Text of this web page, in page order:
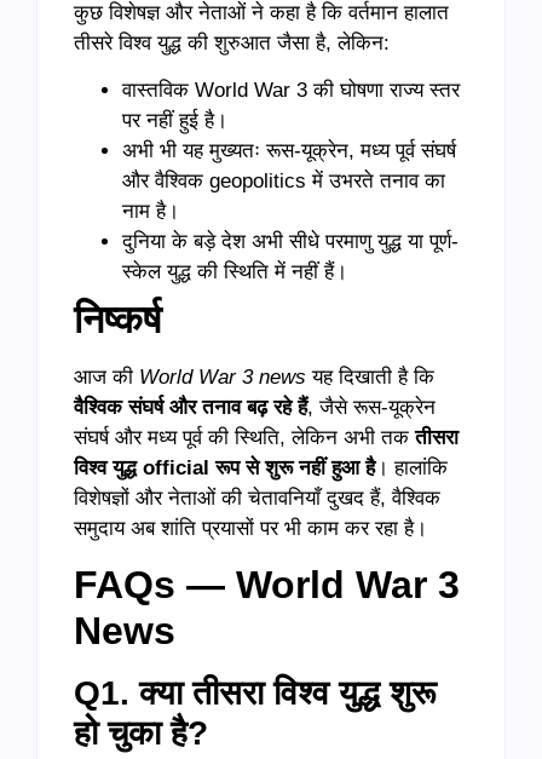
कुछ विशेषज्ञ और नेताओं ने कहा है कि वर्तमान हालात
तीसरे विश्व युद्ध की शुरुआत जैसा है, लेकिन:
वास्तविक World War 3 की घोषणा राज्य स्तर
पर नहीं हुई है।
अभी भी यह मुख्यतः रूस-यूक्रेन, मध्य पूर्व संघर्ष
और वैश्विक geopolitics में उभरते तनाव का
नाम है।
दुनिया के बड़े देश अभी सीधे परमाणु युद्ध या पूर्ण-
स्केल युद्ध की स्थिति में नहीं हैं।
निष्कर्ष
आज की World War 3 news यह दिखाती है कि
वैश्विक संघर्ष और तनाव बढ़ रहे हैं, जैसे रूस-यूक्रेन
संघर्ष और मध्य पूर्व की स्थिति, लेकिन अभी तकतीसरा
विश्व युद्ध officialरूप से शुरू नहीं हुआ है। हालांकि
विशेषज्ञों और नेताओं की चेतावनियाँ दुखद हैं, वैश्विक
समुदाय अब शांति प्रयासों पर भी काम कर रहा है।
FAQs — World War 3
News
Q1. क्या तीसरा विश्व युद्ध शुरू
हो चुका है?